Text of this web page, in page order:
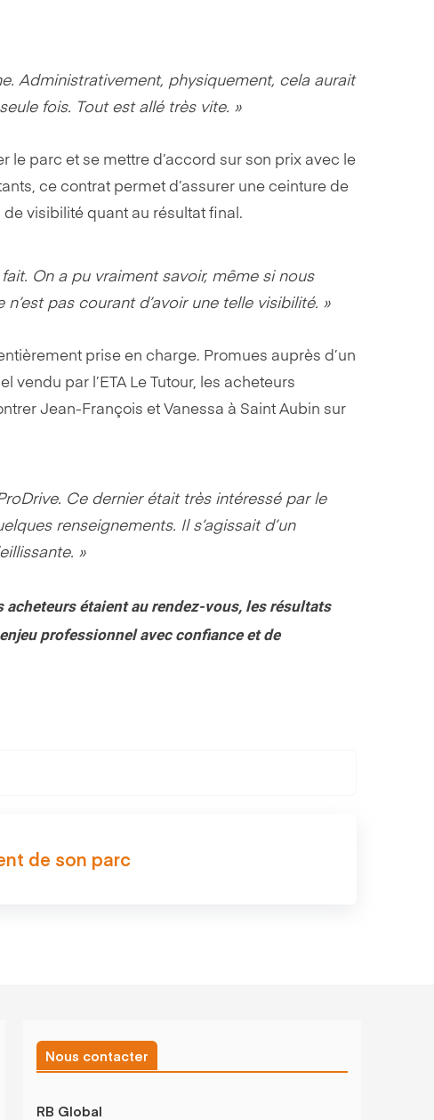
Administrativement, physiquement, cela aurait
fois. Tout est allé très vite. »
le parc et se mettre d’accord sur son prix avec le
ce contrat permet d’assurer une ceinture de
visibilité quant au résultat final.
On a pu vraiment savoir, même si nous
pas courant d’avoir une telle visibilité. »
prise en charge. Promues auprès d’un
par l’ETA Le Tutour, les acheteurs
Jean-François et Vanessa à Saint Aubin sur
Ce dernier était très intéressé par le
renseignements. Il s’agissait d’un
»
acheteurs étaient au rendez-vous, les résultats
professionnel avec confiance et de
de son parc
Nous contacter
RB Global